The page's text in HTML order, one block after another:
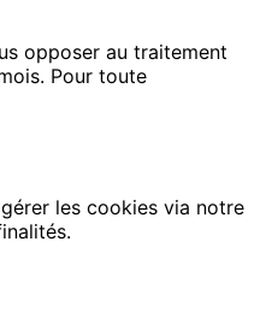
opposer au traitement
Pour toute
les cookies via notre